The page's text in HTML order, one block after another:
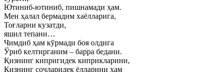
Ютиниб-ютиниб, пишнамади ҳам.
Мен ҳалал бермадим хаёлларига,
Тоғларни кузатди,
яшил тепани…
Чимдиб ҳам кўрмади боя олдига
Ўриб келтирганим – барра бедани.
Қизнинг кипригидек киприкларини,
Қизнинг сочларидек ёлларини ҳам